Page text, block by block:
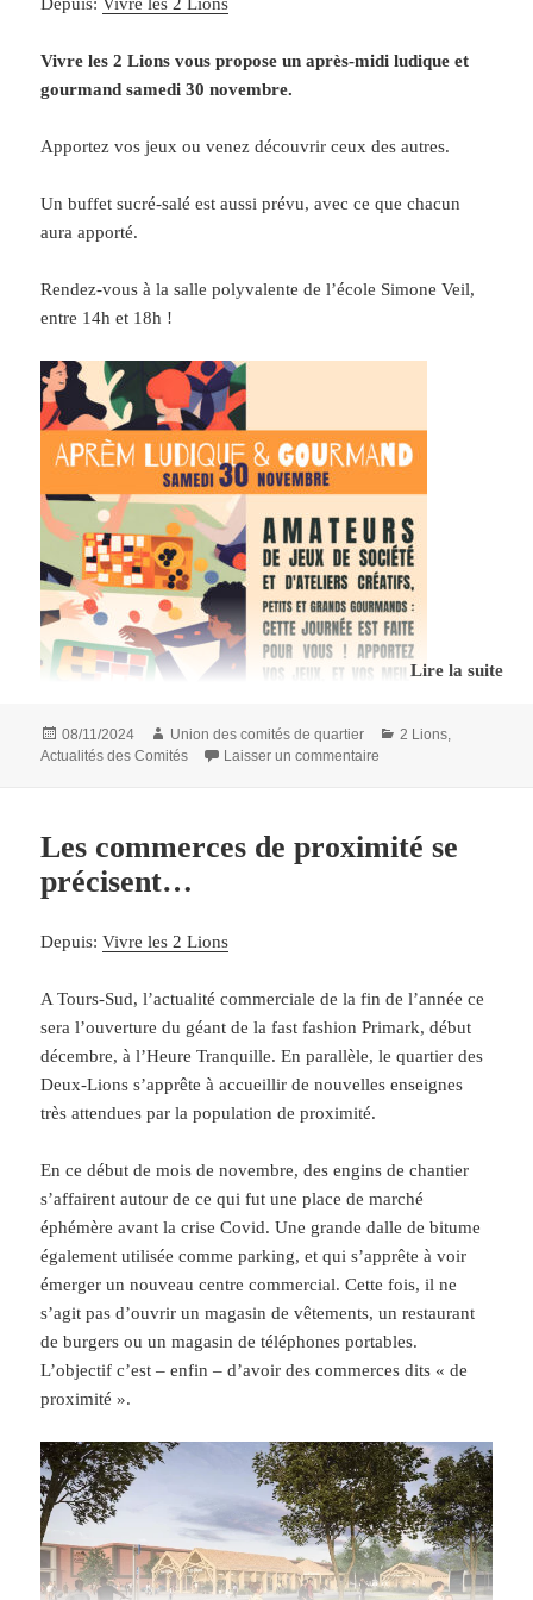
VERNISSAGE – Jeudi 28 novembre 2024
Inscriptions jusqu’au 12 novembre :sarah.daoud@univ-
nucleaire/
décembre 2024 à 18h30 à la MSH Val de Loire
Et si nous parlions…. du Tôkaidô nucléaire
Vivre les 2 Lions vous propose un après-midi ludique et
gourmand samedi 30 novembre.
Apportez vos jeux ou venez découvrir ceux des autres.
Un buffet sucré-salé est aussi prévu, avec ce que chacun
aura apporté.
Rendez-vous à la salle polyvalente de l’école Simone Veil,
entre 14h et 18h !
Lire la suite
Publié
le
08/11/2024 Auteur
Union des comités de quartier Catégories
2 Lions,
Actualités des Comités
Laisser un commentaire
Les commerces de proximité se
précisent…
Depuis:Vivre les 2 Lions
A Tours-Sud, l’actualité commerciale de la fin de l’année ce
sera l’ouverture du géant de la fast fashion Primark, début
décembre, à l’Heure Tranquille. En parallèle, le quartier des
Deux-Lions s’apprête à accueillir de nouvelles enseignes
très attendues par la population de proximité.
En ce début de mois de novembre, des engins de chantier
s’affairent autour de ce qui fut une place de marché
éphémère avant la crise Covid. Une grande dalle de bitume
également utilisée comme parking, et qui s’apprête à voir
émerger un nouveau centre commercial. Cette fois, il ne
s’agit pas d’ouvrir un magasin de vêtements, un restaurant
de burgers ou un magasin de téléphones portables.
L’objectif c’est – enfin – d’avoir des commerces dits « de
proximité ».